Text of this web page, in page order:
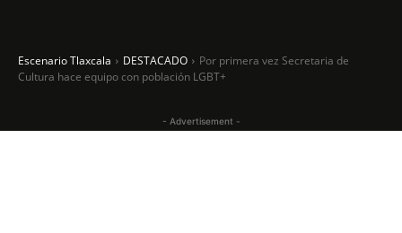
Escenario Tlaxcala DESTACADO
Por primera vez Secretaria de
Cultura hace equipo con población LGBT+
- Advertisement -